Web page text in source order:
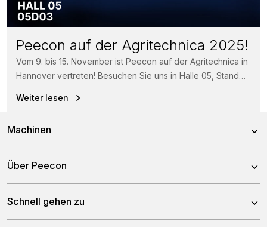
Peecon auf der Agritechnica 2025!
Vom 9. bis 15. November ist Peecon auf der Agritechnica in
Hannover vertreten! Besuchen Sie uns in Halle 05, Stand
Weiter lesen
Machinen
Mischwagen
Stationäre Mischwagen
Fässer
Über Peecon
Schnell gehen zu